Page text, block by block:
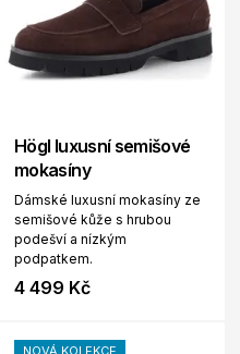
Högl luxusní semišové
mokasíny
Dámské luxusní mokasíny ze
semišové kůže s hrubou
podešví a nízkým
podpatkem.
4 499 Kč